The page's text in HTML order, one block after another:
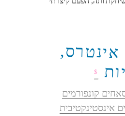
$
קונפורמים
אינסטינקטיבית